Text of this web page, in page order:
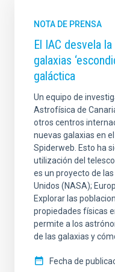
NOTA DE PRENSA
El IAC desvela
galaxias
galáctica
Un equipo de
Astrofísica de
otros centros
nuevas galaxias en
Spiderweb. Esto ha
utilización del
es un proyecto de
Unidos (NASA);
Explorar las
propiedades físicas
permite a los
de las galaxias y
Fecha de